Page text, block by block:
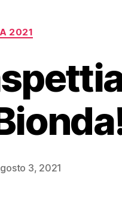
2021
3, 2021